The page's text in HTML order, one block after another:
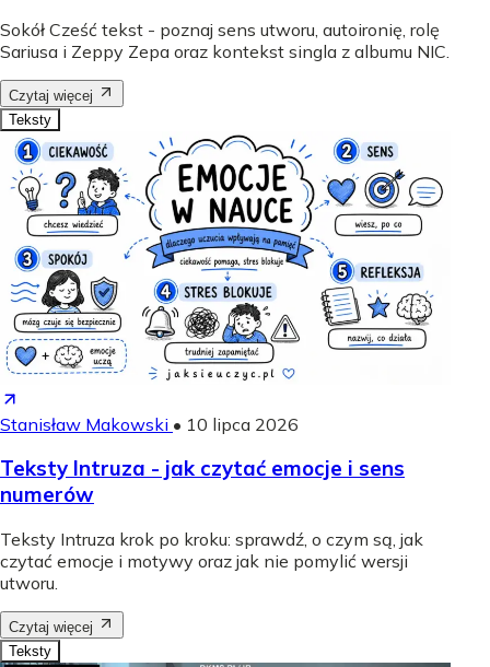
Sokół Cześć tekst - poznaj sens utworu, autoironię, rolę
Sariusa i Zeppy Zepa oraz kontekst singla z albumu NIC.
Czytaj więcej
Teksty
Stanisław Makowski • 10 lipca 2026
Teksty Intruza - jak czytać emocje i sens
numerów
Teksty Intruza krok po kroku: sprawdź, o czym są, jak
czytać emocje i motywy oraz jak nie pomylić wersji
utworu.
Czytaj więcej
Teksty